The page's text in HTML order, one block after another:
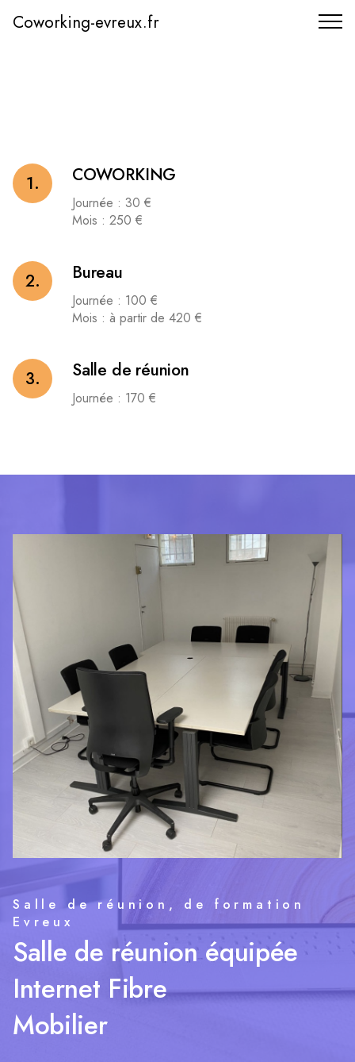
Coworking-evreux.fr
1. COWORKING
Journée : 30 €
Mois : 250 €
2. Bureau
Journée : 100 €
Mois : à partir de 420 €
3. Salle de réunion
Journée : 170 €
Salle de réunion, de formation
Evreux
Salle de réunion équipée
Internet Fibre
Mobilier